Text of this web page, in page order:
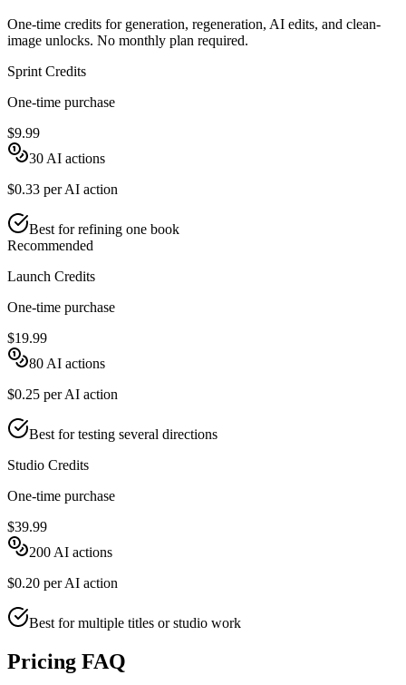
One-time credits for generation, regeneration, AI edits, and clean-
image unlocks. No monthly plan required.
Sprint Credits
One-time purchase
$9.99
30 AI actions
$0.33 per AI action
Best for refining one book
Recommended
Launch Credits
One-time purchase
$19.99
80 AI actions
$0.25 per AI action
Best for testing several directions
Studio Credits
One-time purchase
$39.99
200 AI actions
$0.20 per AI action
Best for multiple titles or studio work
Pricing FAQ